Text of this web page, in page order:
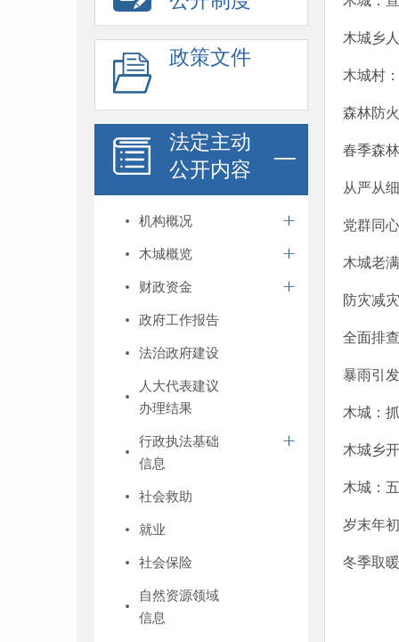
政策文件
法定主动
公开内容
机构概况
木城概览
财政资金
政府工作报告
法治政府建设
人大代表建议
办理结果
行政执法基础
信息
社会救助
就业
社会保险
自然资源领域
信息
木城乡
木城村
森林防
春季森
从严从
党群同
木城老
防灾减
全面排
暴雨引
木城：
木城乡
木城：
岁末年
冬季取